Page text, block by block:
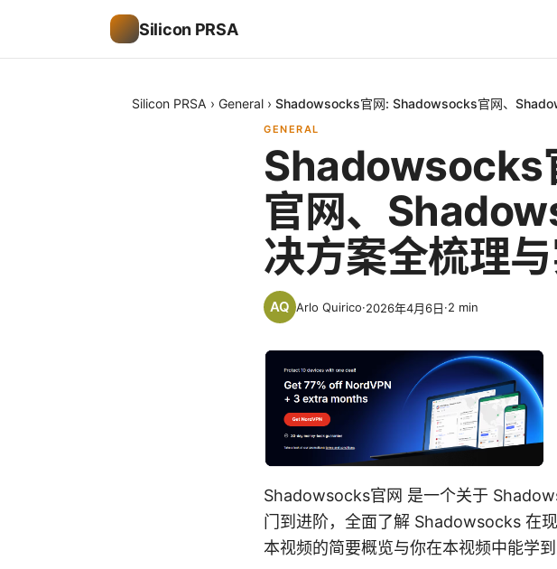
Silicon PRSA
Silicon PRSA › General › Shadowsocks官网: Shadowsocks官网、
GENERAL
Shadowsocks
官网、
决方案全梳理
Arlo Quirico·2026年4月6日·2 min
Shadowsocks官网 是一个关于
门到进阶，全面了解 Shadowsocks 在
本视频的简要概览与你在本视频中能学到